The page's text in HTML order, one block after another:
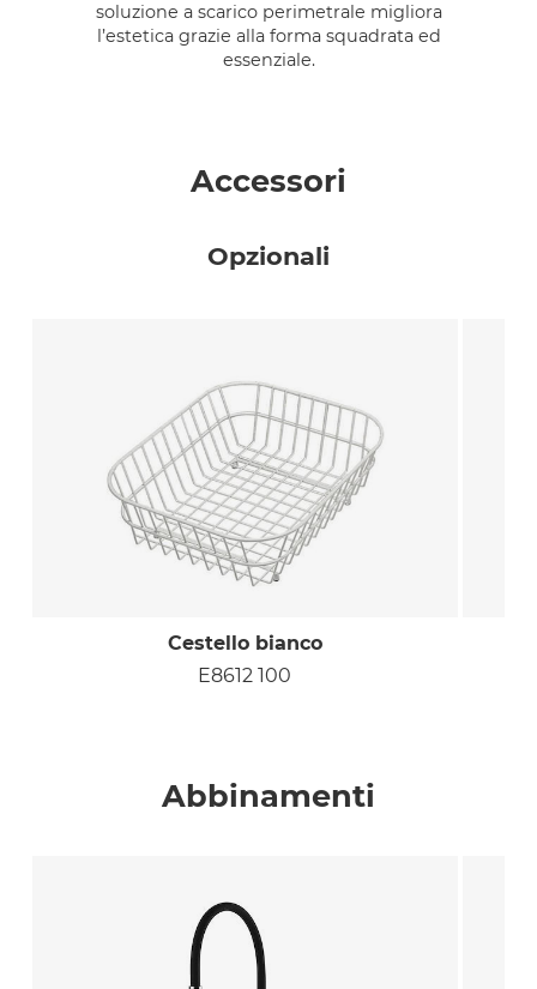
soluzione a scarico perimetrale migliora
l’estetica grazie alla forma squadrata ed
essenziale.
Accessori
Opzionali
Cestello bianco
E8612 100
Abbinamenti